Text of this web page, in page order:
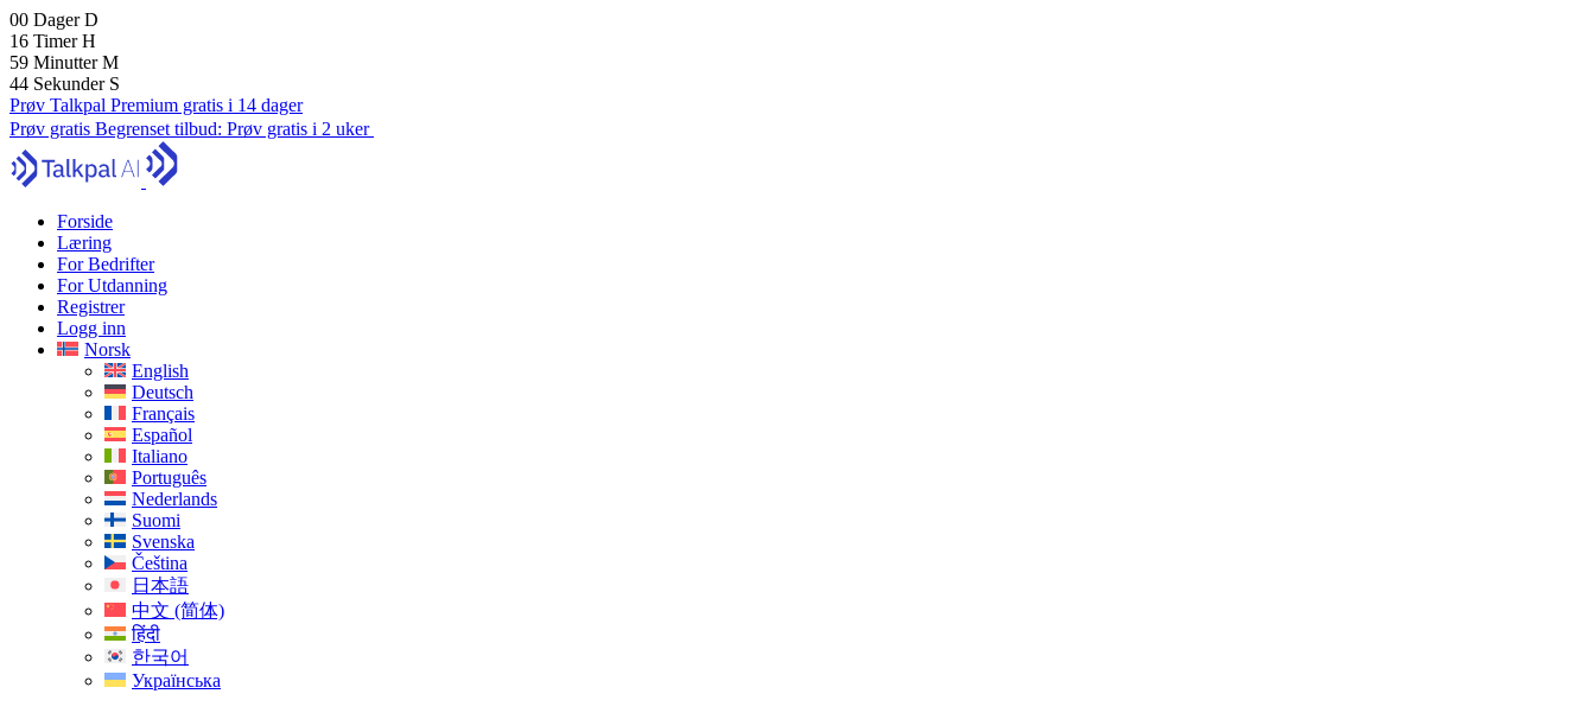
00 DagerD
16 TimerH
59 MinutterM
43 Sekunder S
Prøv Talkpal Premium gratis i 14 dager
Prøv gratis Begrenset tilbud: Prøv gratis i 2 uker
Forside
Læring
For Bedrifter
For Utdanning
Registrer
Logg inn
Norsk
English
Deutsch
Français
Español
Italiano
Português
Nederlands
Suomi
Svenska
Čeština
日本語
中文 (简体)
हिंदी
한국어
Українська